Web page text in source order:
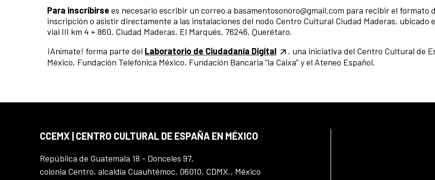
Para inscribirse es necesario escribir un correo a basamentosonoro@gmail.com para recibir el formato
inscripción o asistir directamente a las instalaciones del nodo Centro Cultural Ciudad Maderas, ubicado
vial III km 4 + 860, Ciudad Maderas, El Marqués, 76246, Querétaro.
¡Anímate! forma parte del Laboratorio de Ciudadanía Digital
, una iniciativa del Centro Cultural de
México, Fundación Telefónica México, Fundación Bancaria “la Caixa” y el Ateneo Español.
CCEMX | CENTRO CULTURAL DE ESPAÑA EN MÉXICO
República de Guatemala 18 - Donceles 97,
colonia Centro, alcaldía Cuauhtémoc, 06010, CDMX., México